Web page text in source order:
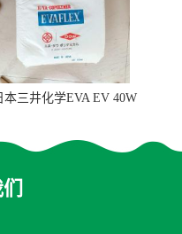
本三井化学EVA EV 40W